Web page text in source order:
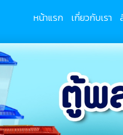
หน้าแรก เกี่ยวกับเรา